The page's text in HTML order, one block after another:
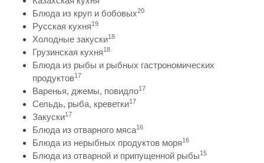
Блюда из круп и бобовых20
Русская кухня19
Холодные закуски18
Грузинская кухня18
Блюда из рыбы и рыбных гастрономических
продуктов17
Варенья, джемы, повидло17
Сельдь, рыба, креветки17
Закуски17
Блюда из отварного мяса16
Блюда из нерыбных продуктов моря16
Блюда из отварной и припущенной рыбы15